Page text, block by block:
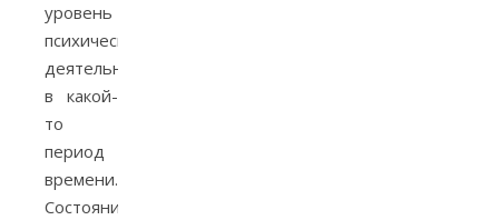
уровень
психический
деятельности
в какой-
то
период
времени.
Состояния